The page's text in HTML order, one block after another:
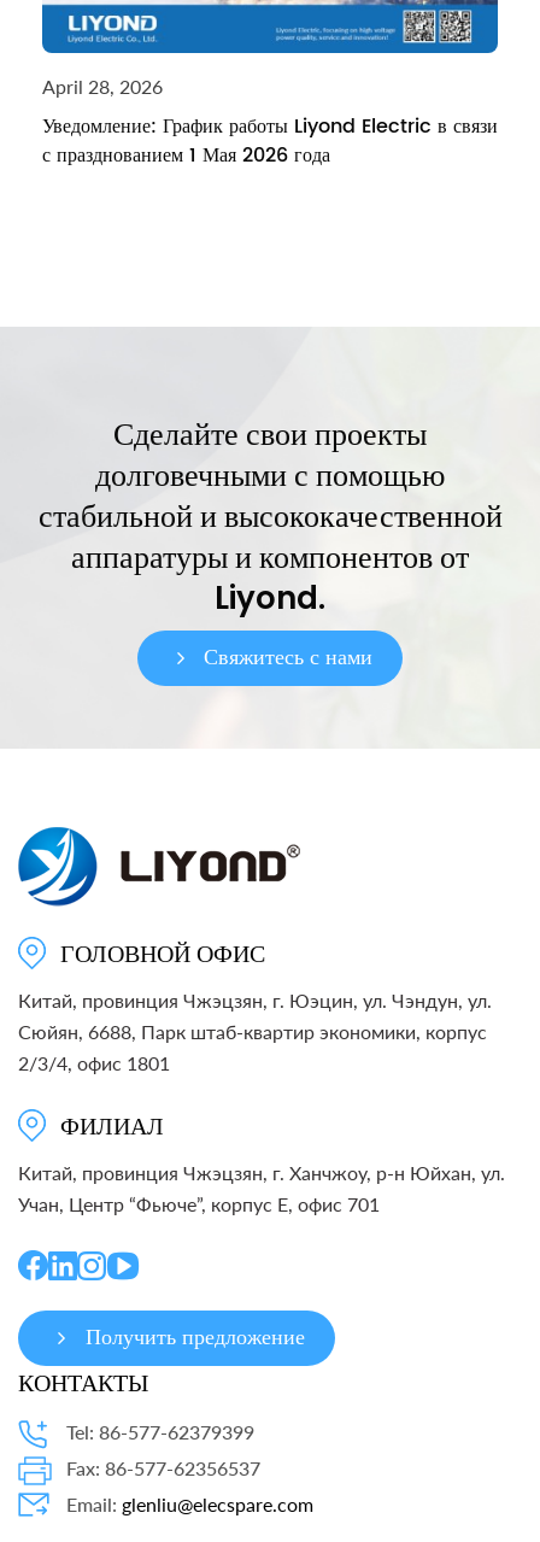
April 28, 2026
Уведомление: График работы Liyond Electric в связи
с празднованием 1 Мая 2026 года
Сделайте свои проекты
долговечными с помощью
стабильной и высококачественной
аппаратуры и компонентов от
Liyond.
Свяжитесь с нами
ГОЛОВНОЙ ОФИС
Китай, провинция Чжэцзян, г. Юэцин, ул. Чэндун, ул.
Сюйян, 6688, Парк штаб-квартир экономики, корпус
2/3/4, офис 1801
ФИЛИАЛ
Китай, провинция Чжэцзян, г. Ханчжоу, р-н Юйхан, ул.
Учан, Центр “Фьюче”, корпус E, офис 701
Получить предложение
КОНТАКТЫ
Tel: 86-577-62379399
Fax: 86-577-62356537
Email: glenliu@elecspare.com